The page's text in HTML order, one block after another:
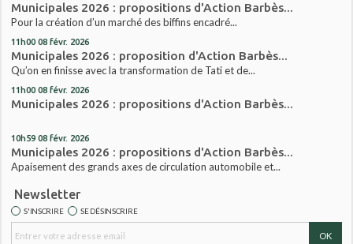
Municipales 2026 : propositions d'Action Barbès...
Pour la création d’un marché des biffins encadré...
11h00 08 févr. 2026
Municipales 2026 : proposition d'Action Barbès...
Qu’on en finisse avec la transformation de Tati et de...
11h00 08 févr. 2026
Municipales 2026 : propositions d'Action Barbès...
10h59 08 févr. 2026
Municipales 2026 : propositions d'Action Barbès...
Apaisement des grands axes de circulation automobile et...
Newsletter
S'INSCRIRE SE DÉSINSCRIRE